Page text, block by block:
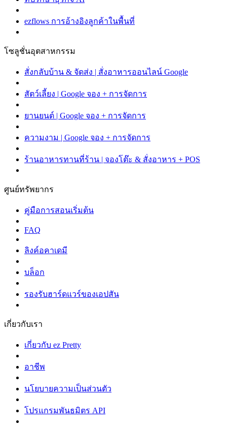
ezflows การอ้างอิงลูกค้าในพื้นที่
โซลูชั่นอุตสาหกรรม
สั่งกลับบ้าน & จัดส่ง | สั่งอาหารออนไลน์ Google
สัตว์เลี้ยง | Google จอง + การจัดการ
ยานยนต์ | Google จอง + การจัดการ
ความงาม | Google จอง + การจัดการ
ร้านอาหารทานที่ร้าน | จองโต๊ะ & สั่งอาหาร + POS
ศูนย์ทรัพยากร
คู่มือการสอนเริ่มต้น
FAQ
ลิงค์อคาเดมี
บล็อก
รองรับฮาร์ดแวร์ของเอปสัน
เกี่ยวกับเรา
เกี่ยวกับ ez Pretty
อาชีพ
นโยบายความเป็นส่วนตัว
โปรแกรมพันธมิตร API